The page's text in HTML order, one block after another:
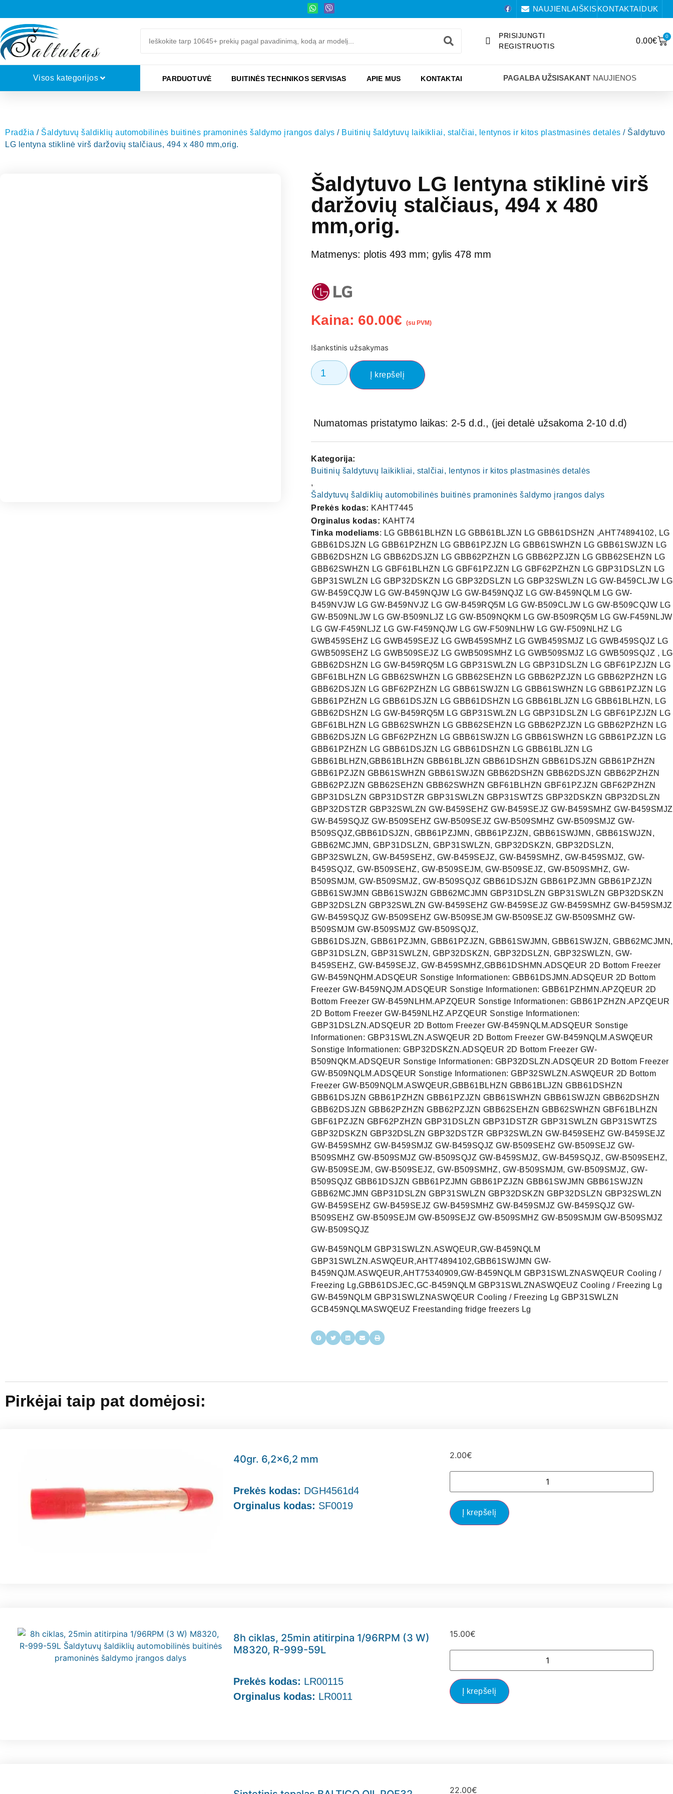
NAUJIENLAIŠKISKONTAKTAIDUK
PRISIJUNGTI
REGISTRUOTIS
0.00€
0
Visos kategorijos PARDUOTUVĖ BUITINĖS TECHNIKOS SERVISAS APIE MUS KONTAKTAI PAGALBA UŽSISAKANT NAUJIENOS
Pradžia / Šaldytuvų šaldiklių automobilinės buitinės pramoninės šaldymo įrangos dalys / Buitinių šaldytuvų laikikliai, stalčiai, lentynos ir kitos plastmasinės detalės / Šaldytuvo
LG lentyna stiklinė virš daržovių stalčiaus, 494 x 480 mm,orig.
Šaldytuvo LG lentyna stiklinė virš
daržovių stalčiaus, 494 x 480
mm,orig.
Matmenys: plotis 493 mm; gylis 478 mm
Kaina: 60.00€ (su PVM)
Išankstinis užsakymas
Į krepšelį
Numatomas pristatymo laikas: 2-5 d.d., (jei detalė užsakoma 2-10 d.d)
Kategorija:
Buitinių šaldytuvų laikikliai, stalčiai, lentynos ir kitos plastmasinės detalės
,
Šaldytuvų šaldiklių automobilinės buitinės pramoninės šaldymo įrangos dalys
Prekės kodas: KAHT7445
Orginalus kodas: KAHT74
Tinka modeliams: LG GBB61BLHZN LG GBB61BLJZN LG GBB61DSHZN ,AHT74894102, LG
GBB61DSJZN LG GBB61PZHZN LG GBB61PZJZN LG GBB61SWHZN LG GBB61SWJZN LG
GBB62DSHZN LG GBB62DSJZN LG GBB62PZHZN LG GBB62PZJZN LG GBB62SEHZN LG
GBB62SWHZN LG GBF61BLHZN LG GBF61PZJZN LG GBF62PZHZN LG GBP31DSLZN LG
GBP31SWLZN LG GBP32DSKZN LG GBP32DSLZN LG GBP32SWLZN LG GW-B459CLJW LG
GW-B459CQJW LG GW-B459NQJW LG GW-B459NQJZ LG GW-B459NQLM LG GW-
B459NVJW LG GW-B459NVJZ LG GW-B459RQ5M LG GW-B509CLJW LG GW-B509CQJW LG
GW-B509NLJW LG GW-B509NLJZ LG GW-B509NQKM LG GW-B509RQ5M LG GW-F459NLJW
LG GW-F459NLJZ LG GW-F459NQJW LG GW-F509NLHW LG GW-F509NLHZ LG
GWB459SEHZ LG GWB459SEJZ LG GWB459SMHZ LG GWB459SMJZ LG GWB459SQJZ LG
GWB509SEHZ LG GWB509SEJZ LG GWB509SMHZ LG GWB509SMJZ LG GWB509SQJZ , LG
GBB62DSHZN LG GW-B459RQ5M LG GBP31SWLZN LG GBP31DSLZN LG GBF61PZJZN LG
GBF61BLHZN LG GBB62SWHZN LG GBB62SEHZN LG GBB62PZJZN LG GBB62PZHZN LG
GBB62DSJZN LG GBF62PZHZN LG GBB61SWJZN LG GBB61SWHZN LG GBB61PZJZN LG
GBB61PZHZN LG GBB61DSJZN LG GBB61DSHZN LG GBB61BLJZN LG GBB61BLHZN, LG
GBB62DSHZN LG GW-B459RQ5M LG GBP31SWLZN LG GBP31DSLZN LG GBF61PZJZN LG
GBF61BLHZN LG GBB62SWHZN LG GBB62SEHZN LG GBB62PZJZN LG GBB62PZHZN LG
GBB62DSJZN LG GBF62PZHZN LG GBB61SWJZN LG GBB61SWHZN LG GBB61PZJZN LG
GBB61PZHZN LG GBB61DSJZN LG GBB61DSHZN LG GBB61BLJZN LG
GBB61BLHZN,GBB61BLHZN GBB61BLJZN GBB61DSHZN GBB61DSJZN GBB61PZHZN
GBB61PZJZN GBB61SWHZN GBB61SWJZN GBB62DSHZN GBB62DSJZN GBB62PZHZN
GBB62PZJZN GBB62SEHZN GBB62SWHZN GBF61BLHZN GBF61PZJZN GBF62PZHZN
GBP31DSLZN GBP31DSTZR GBP31SWLZN GBP31SWTZS GBP32DSKZN GBP32DSLZN
GBP32DSTZR GBP32SWLZN GW-B459SEHZ GW-B459SEJZ GW-B459SMHZ GW-B459SMJZ
GW-B459SQJZ GW-B509SEHZ GW-B509SEJZ GW-B509SMHZ GW-B509SMJZ GW-
B509SQJZ,GBB61DSJZN, GBB61PZJMN, GBB61PZJZN, GBB61SWJMN, GBB61SWJZN,
GBB62MCJMN, GBP31DSLZN, GBP31SWLZN, GBP32DSKZN, GBP32DSLZN,
GBP32SWLZN, GW-B459SEHZ, GW-B459SEJZ, GW-B459SMHZ, GW-B459SMJZ, GW-
B459SQJZ, GW-B509SEHZ, GW-B509SEJM, GW-B509SEJZ, GW-B509SMHZ, GW-
B509SMJM, GW-B509SMJZ, GW-B509SQJZ GBB61DSJZN GBB61PZJMN GBB61PZJZN
GBB61SWJMN GBB61SWJZN GBB62MCJMN GBP31DSLZN GBP31SWLZN GBP32DSKZN
GBP32DSLZN GBP32SWLZN GW-B459SEHZ GW-B459SEJZ GW-B459SMHZ GW-B459SMJZ
GW-B459SQJZ GW-B509SEHZ GW-B509SEJM GW-B509SEJZ GW-B509SMHZ GW-
B509SMJM GW-B509SMJZ GW-B509SQJZ,
GBB61DSJZN, GBB61PZJMN, GBB61PZJZN, GBB61SWJMN, GBB61SWJZN, GBB62MCJMN,
GBP31DSLZN, GBP31SWLZN, GBP32DSKZN, GBP32DSLZN, GBP32SWLZN, GW-
B459SEHZ, GW-B459SEJZ, GW-B459SMHZ,GBB61DSHMN.ADSQEUR 2D Bottom Freezer
GW-B459NQHM.ADSQEUR Sonstige Informationen: GBB61DSJMN.ADSQEUR 2D Bottom
Freezer GW-B459NQJM.ADSQEUR Sonstige Informationen: GBB61PZHMN.APZQEUR 2D
Bottom Freezer GW-B459NLHM.APZQEUR Sonstige Informationen: GBB61PZHZN.APZQEUR
2D Bottom Freezer GW-B459NLHZ.APZQEUR Sonstige Informationen:
GBP31DSLZN.ADSQEUR 2D Bottom Freezer GW-B459NQLM.ADSQEUR Sonstige
Informationen: GBP31SWLZN.ASWQEUR 2D Bottom Freezer GW-B459NQLM.ASWQEUR
Sonstige Informationen: GBP32DSKZN.ADSQEUR 2D Bottom Freezer GW-
B509NQKM.ADSQEUR Sonstige Informationen: GBP32DSLZN.ADSQEUR 2D Bottom Freezer
GW-B509NQLM.ADSQEUR Sonstige Informationen: GBP32SWLZN.ASWQEUR 2D Bottom
Freezer GW-B509NQLM.ASWQEUR,GBB61BLHZN GBB61BLJZN GBB61DSHZN
GBB61DSJZN GBB61PZHZN GBB61PZJZN GBB61SWHZN GBB61SWJZN GBB62DSHZN
GBB62DSJZN GBB62PZHZN GBB62PZJZN GBB62SEHZN GBB62SWHZN GBF61BLHZN
GBF61PZJZN GBF62PZHZN GBP31DSLZN GBP31DSTZR GBP31SWLZN GBP31SWTZS
GBP32DSKZN GBP32DSLZN GBP32DSTZR GBP32SWLZN GW-B459SEHZ GW-B459SEJZ
GW-B459SMHZ GW-B459SMJZ GW-B459SQJZ GW-B509SEHZ GW-B509SEJZ GW-
B509SMHZ GW-B509SMJZ GW-B509SQJZ GW-B459SMJZ, GW-B459SQJZ, GW-B509SEHZ,
GW-B509SEJM, GW-B509SEJZ, GW-B509SMHZ, GW-B509SMJM, GW-B509SMJZ, GW-
B509SQJZ GBB61DSJZN GBB61PZJMN GBB61PZJZN GBB61SWJMN GBB61SWJZN
GBB62MCJMN GBP31DSLZN GBP31SWLZN GBP32DSKZN GBP32DSLZN GBP32SWLZN
GW-B459SEHZ GW-B459SEJZ GW-B459SMHZ GW-B459SMJZ GW-B459SQJZ GW-
B509SEHZ GW-B509SEJM GW-B509SEJZ GW-B509SMHZ GW-B509SMJM GW-B509SMJZ
GW-B509SQJZ
GW-B459NQLM GBP31SWLZN.ASWQEUR,GW-B459NQLM
GBP31SWLZN.ASWQEUR,AHT74894102,GBB61SWJMN GW-
B459NQJM.ASWQEUR,AHT75340909,GW-B459NQLM GBP31SWLZNASWQEUR Cooling /
Freezing Lg,GBB61DSJEC,GC-B459NQLM GBP31SWLZNASWQEUZ Cooling / Freezing Lg
GW-B459NQLM GBP31SWLZNASWQEUR Cooling / Freezing Lg GBP31SWLZN
GCB459NQLMASWQEUZ Freestanding fridge freezers Lg
Pirkėjai taip pat domėjosi:
40gr. 6,2×6,2 mm
Prekės kodas: DGH4561d4
Orginalus kodas: SF0019
2.00€
Į krepšelį
8h ciklas, 25min atitirpina 1/96RPM (3 W)
M8320, R-999-59L
Prekės kodas: LR00115
Orginalus kodas: LR0011
15.00€
Į krepšelį
22.00€